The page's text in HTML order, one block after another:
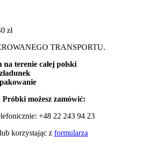
zł
TRANSPORTU.
na terenie całej polski
Próbki możesz zamówić:
+48 22 243 94 23
lub korzystając z formularza